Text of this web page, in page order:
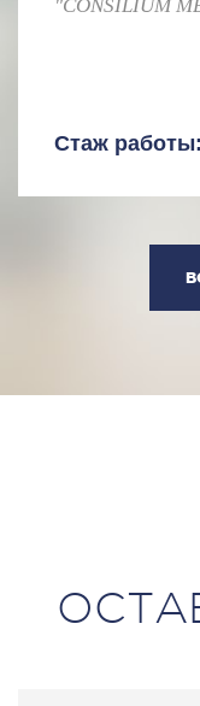
"CONSILIUM
Стаж